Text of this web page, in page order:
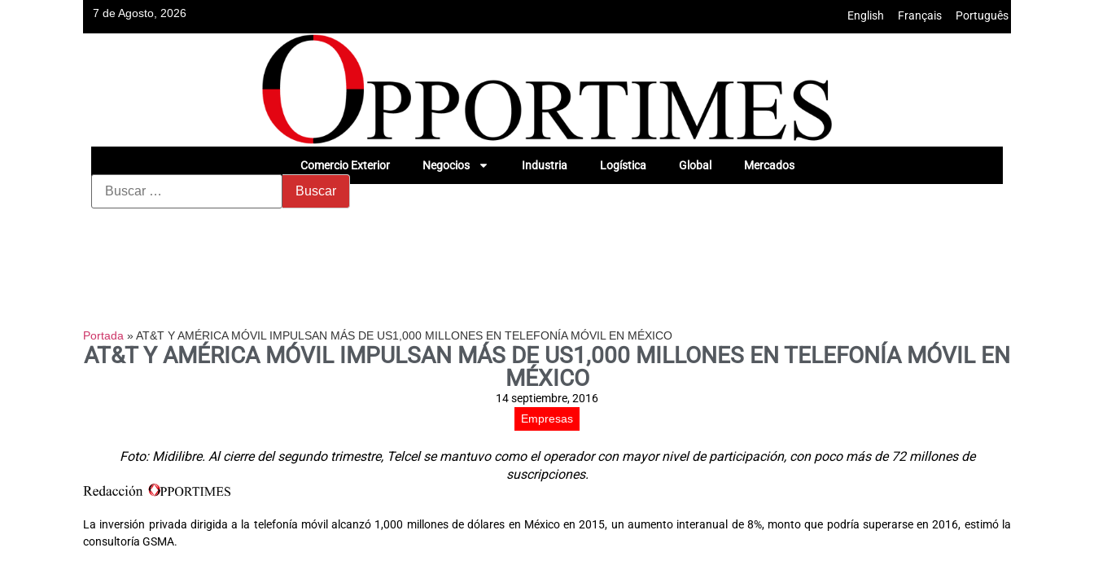
7 de Agosto, 2026 English Français Português
Comercio Exterior Negocios Industria Logística Global Mercados
Portada »AT&T Y AMÉRICA MÓVIL IMPULSAN MÁS DE US1,000 MILLONES EN TELEFONÍA MÓVIL EN MÉXICO
AT&T Y AMÉRICA MÓVIL IMPULSAN MÁS DE US1,000 MILLONES EN TELEFONÍA MÓVIL EN
MÉXICO
14 septiembre, 2016
Empresas
Foto: Midilibre. Al cierre del segundo trimestre, Telcel se mantuvo como el operador con mayor nivel de participación, con poco más de 72 millones de
suscripciones.
La inversión privada dirigida a la telefonía móvil alcanzó 1,000 millones de dólares en México en 2015, un aumento interanual de 8%, monto que podría superarse en 2016, estimó la
consultoría GSMA.